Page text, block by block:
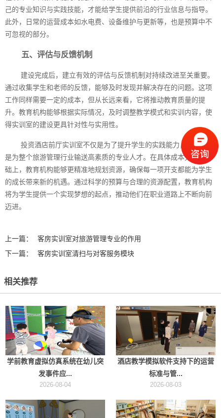
己的专业知识与实践技能，才能给学生提供前沿的行业信息与指导。
此外，日常的运营成本如水电费、设备维护与更新等，也是预算中不
可忽视的部分。
五、评估与反馈机制
建设完成后，建立有效的评估与反馈机制对持续改进至关重要。
通过收集学生和老师的反馈，能够及时发现并解决存在的问题。这项
工作同样需要一定的成本，但从长远来看，它将推动教育质量的提
升。教育机构能够根据实际情况，及时调整教学模式和实训内容，使
得实训室的建设更具针对性与实用性。
投资酒店前厅实训室不仅是为了提升学生的实践能力，更重要的
是为整个旅游管理行业输送高素质的专业人才。在具体成本分析的基
础上，教育机构能够更精准地规划资源，确保每一项开支都能为学生
的成长带来新的机遇。通过科学的预算与合理的资源配置，教育机构
将为学生提供一个实现梦想的起点，推动他们在职业道路上不断向前
迈进。‍
上一篇：
客房实训室对旅游管理专业的作用
下一篇：
客房实训室清扫与对客服务模块
相关推荐
学前教育虚拟仿真系统在幼儿突
发事件应...
2026-08-04
酒店教学模拟软件支持下的运营
标准与管...
2026-08-03